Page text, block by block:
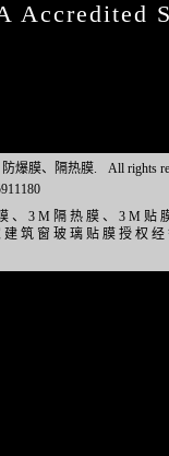
Accredited
爆膜、隔热膜.
All rights
、3M隔热膜、3M
筑窗玻璃贴膜授权